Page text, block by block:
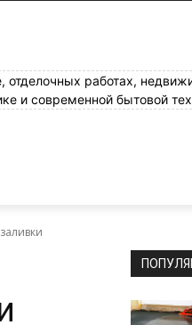
отделочных работах,
и современной бытовой